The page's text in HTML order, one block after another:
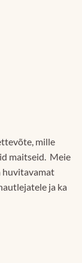
mille
maitseid. Meie
huvitavamat
ja ka